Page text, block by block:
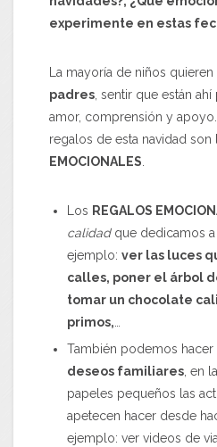
experimente en estas
La mayoría de niños quieren
padres , sentir que están
amor, comprensión y
regalos de esta navidad son
EMOCIONALES
Los REGALOS
calidadque dedicamos a
ejemplo: ver las luces
calles, poner el árbol
tomar un chocolate
primos,
También podemos hacer
deseos familiares , en
papeles pequeños las
apetecen hacer desde
ejemplo: ver videos de